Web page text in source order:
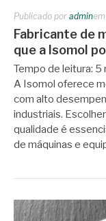
Publicado por adminem
Fabricante de
que a Isomol
Tempo de leitura: 5
A Isomol oferece
com alto
industriais.
qualidade é
de máquinas e